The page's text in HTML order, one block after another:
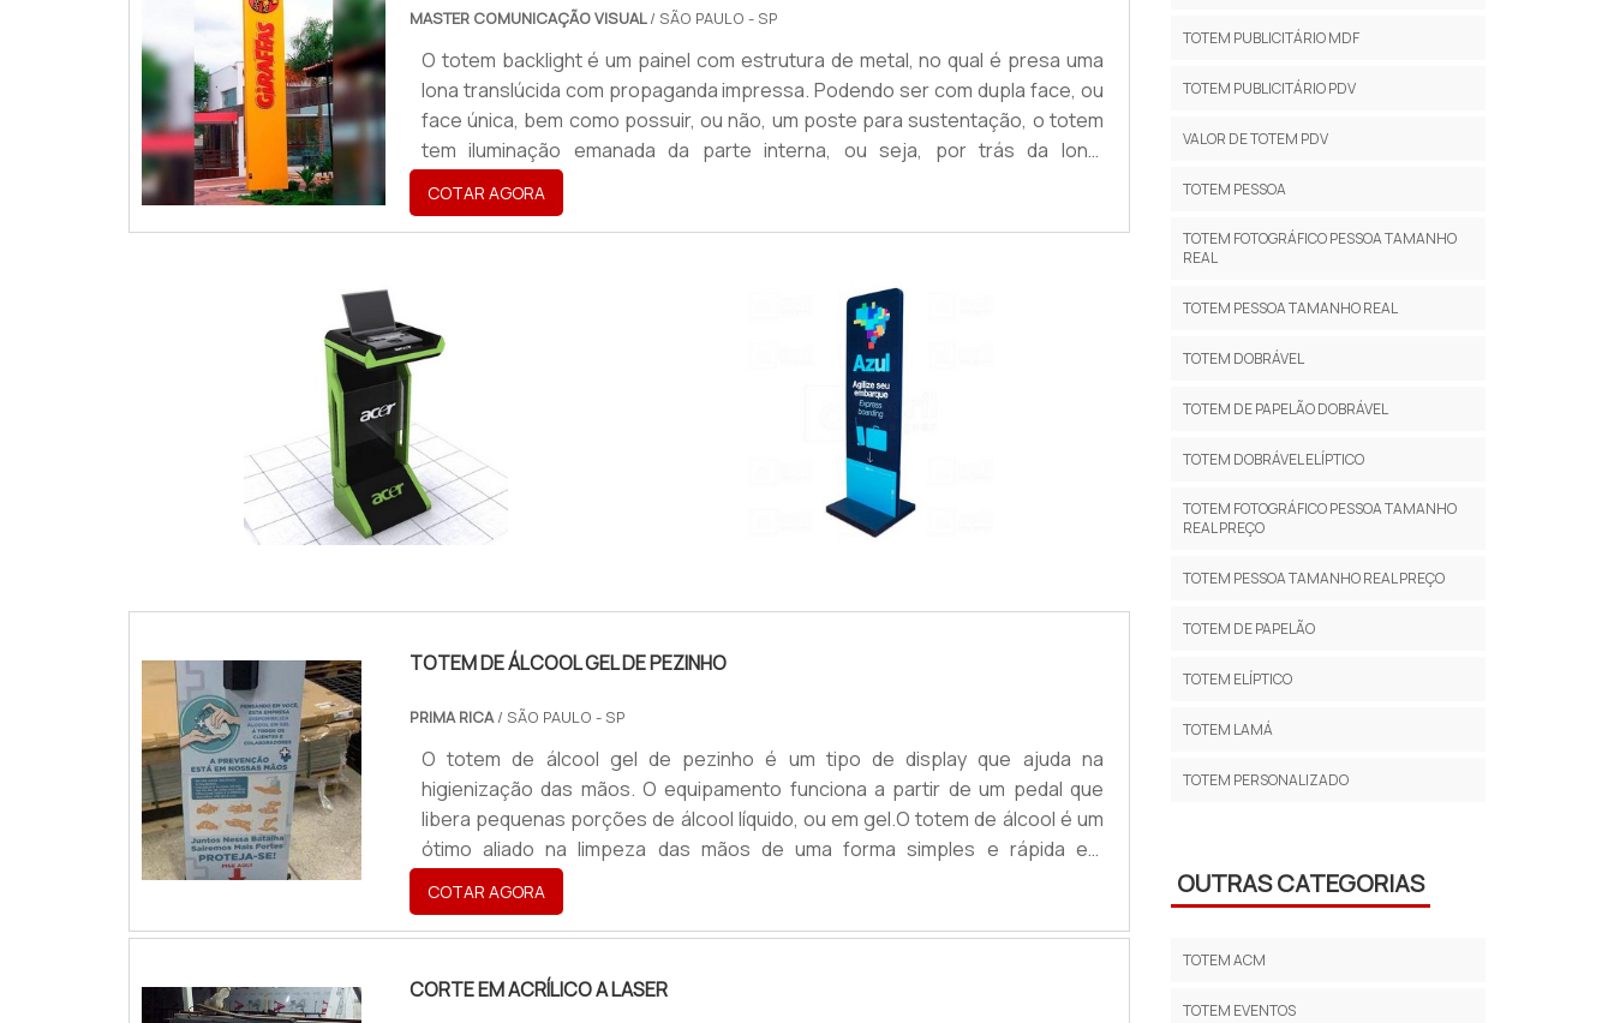
MASTER COMUNICAÇÃO VISUAL/ SÃO PAULO - SP
O totem backlight é um painel com estrutura de metal, no qual é presa uma
lona translúcida com propaganda impressa. Podendo ser com dupla face, ou
face única, bem como possuir, ou não, um poste para sustentação, o totem
tem iluminação emanada da parte interna, ou seja, por trás da lona,
evidenciando a impressão.Além do totem com lona impressa, também é
comum a sua confecção com lona adesivada ou com alumínio composto,
chapa adesivada ga...
COTAR AGORA
TOTEM DE ÁLCOOL GEL DE PEZINHO
PRIMA RICA/ SÃO PAULO - SP
O totem de álcool gel de pezinho é um tipo de display que ajuda na
higienização das mãos. O equipamento funciona a partir de um pedal que
libera pequenas porções de álcool líquido, ou em gel.O totem de álcool é um
ótimo aliado na limpeza das mãos de uma forma simples e rápida em
diferentes estabelecimentos de atendimento ao público, ambientes abertos
e fechados com circulação grande de pessoas. Hoje esse equipamento está
presente em locais, como: Empresas do setor corporativo; Call Centers;
COTAR AGORA
CORTE EM ACRÍLICO A LASER
TOTEM PUBLICITÁRIO MDF
TOTEM PUBLICITÁRIO PDV
VALOR DE TOTEM PDV
TOTEM PESSOA
TOTEM FOTOGRÁFICO PESSOA TAMANHO
REAL
TOTEM PESSOA TAMANHO REAL
TOTEM DOBRÁVEL
TOTEM DE PAPELÃO DOBRÁVEL
TOTEM DOBRÁVEL ELÍPTICO
TOTEM FOTOGRÁFICO PESSOA TAMANHO
REAL PREÇO
TOTEM PESSOA TAMANHO REAL PREÇO
TOTEM DE PAPELÃO
TOTEM ELÍPTICO
TOTEM LAMÁ
TOTEM PERSONALIZADO
OUTRAS CATEGORIAS
TOTEM ACM
TOTEM EVENTOS